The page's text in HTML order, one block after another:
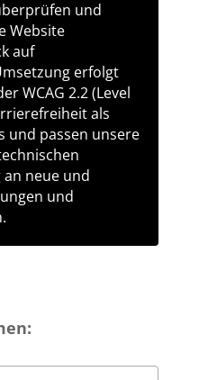
und
Website
auf
erfolgt
WCAG 2.2 (Level
als
und passen unsere
neue und
und